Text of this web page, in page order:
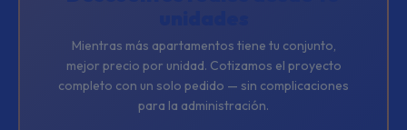
Mientras más apartamentos tiene tu conjunto,
mejor precio por unidad. Cotizamos el proyecto
completo con un solo pedido — sin complicaciones
para la administración.